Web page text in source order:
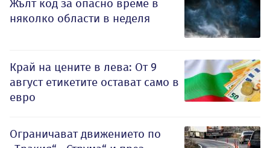
Жълт код за опасно време в
няколко области в неделя
Край на цените в лева: От 9
август етикетите остават само в
евро
Ограничават движението по